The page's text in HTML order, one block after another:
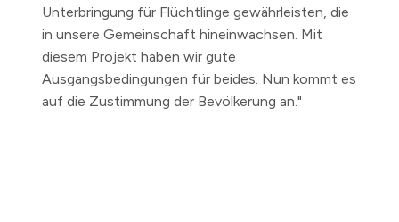
Unterbringung für Flüchtlinge gewährleisten, die
in unsere Gemeinschaft hineinwachsen. Mit
diesem Projekt haben wir gute
Ausgangsbedingungen für beides. Nun kommt es
auf die Zustimmung der Bevölkerung an."